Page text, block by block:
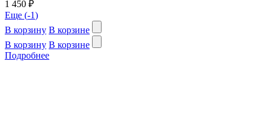
1 450 ₽
Еще (-1)
В корзину В корзине
В корзину В корзине
Подробнее